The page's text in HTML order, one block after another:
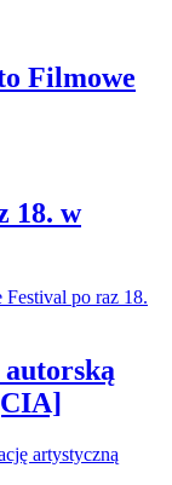
Filmowe
18. w
autorską